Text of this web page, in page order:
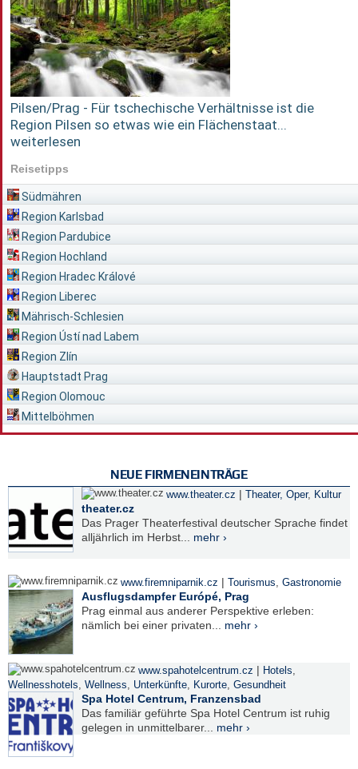
Pilsen/Prag - Für tschechische Verhältnisse ist die
Region Pilsen so etwas wie ein Flächenstaat...
weiterlesen
Reisetipps
Südmähren
Region Karlsbad
Region Pardubice
Region Hochland
Region Hradec Králové
Region Liberec
Mährisch-Schlesien
Region Ústí nad Labem
Region Zlín
Hauptstadt Prag
Region Olomouc
Mittelböhmen
NEUE FIRMENEINTRÄGE
www.theater.cz | Theater, Oper, Kultur
theater.cz
Das Prager Theaterfestival deutscher Sprache findet
alljährlich im Herbst... mehr ›
www.firemniparnik.cz | Tourismus, Gastronomie
Ausflugsdampfer Európé, Prag
Prag einmal aus anderer Perspektive erleben:
nämlich bei einer privaten... mehr ›
www.spahotelcentrum.cz | Hotels,
Wellnesshotels, Wellness, Unterkünfte, Kurorte, Gesundheit
Spa Hotel Centrum, Franzensbad
Das familiär geführte Spa Hotel Centrum ist ruhig
gelegen in unmittelbarer... mehr ›